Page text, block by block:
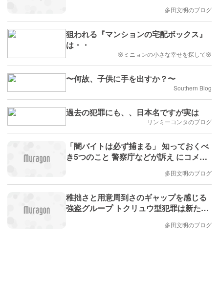
多田文明のブログ
狙われる『マンションの宅配ボックス』
は・・
🌸ミニョンの小さな幸せを探して🌸
〜何故、子供に手を出すか？〜
Southern Blog
過去の犯罪にも、、日本名ですが実は
リンミーコンタのブログ
「闇バイトは必ず捕まる」 知っておくべ
き5つのこと 警察庁などが訴え にコメン
多田文明のブログ
稚拙さと用意周到さのギャップを感じる
強盗グループ トクリュウ型犯罪は新たな
多田文明のブログ